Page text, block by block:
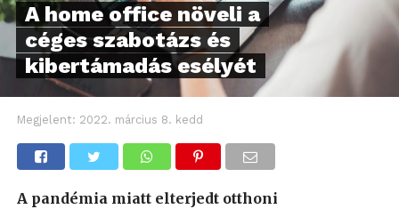
A home office növeli a
céges szabotázs és
kibertámadás esélyét
Megjelent: 2022. március 8. kedd
A pandémia miatt elterjedt otthoni